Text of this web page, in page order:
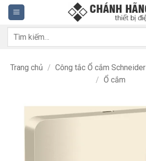
Bỏ
qua
nội
dung
Tìm
Trang chủ / Công tắc Ổ cắm Schneider
/ Ổ cắm